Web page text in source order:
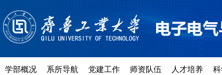
学部概况 系所导航 党建工作 师资队伍 人才培养